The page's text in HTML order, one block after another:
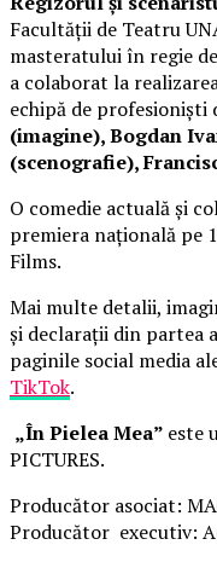
Facultății de Teatru
masteratului în regie
a colaborat la
echipă de profesioniști
(imagine), Bogdan
(scenografie),
O comedie actuală și
premiera națională pe
Films.
Mai multe detalii,
și declarații din partea
paginile social media
TikTok.
„În Pielea Mea” este
PICTURES.
Producător asociat:
Producător executiv: